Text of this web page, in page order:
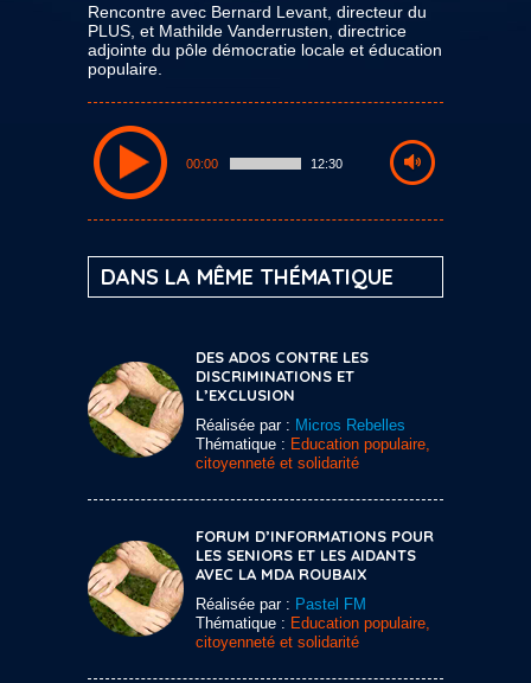
Rencontre avec Bernard Levant, directeur du
PLUS, et Mathilde Vanderrusten, directrice
adjointe du pôle démocratie locale et éducation
populaire.
00:00 12:30
DANS LA MÊME THÉMATIQUE
DES ADOS CONTRE LES
DISCRIMINATIONS ET
L’EXCLUSION
Réalisée par : Micros Rebelles
Thématique : Education populaire,
citoyenneté et solidarité
FORUM D’INFORMATIONS POUR
LES SENIORS ET LES AIDANTS
AVEC LA MDA ROUBAIX
Réalisée par : Pastel FM
Thématique : Education populaire,
citoyenneté et solidarité